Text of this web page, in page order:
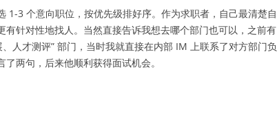
1-3 个意向职位，按优先级排好序。作为求职者，自己最清楚自
有针对性地找人。当然直接告诉我想去哪个部门也可以，之前有
人才测评” 部门，当时我就直接在内部 IM 上联系了对方部门负
两句，后来他顺利获得面试机会。